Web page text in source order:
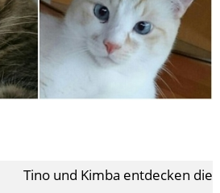
Tino und Kimba entdecken die